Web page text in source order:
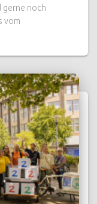
gerne noch
vom